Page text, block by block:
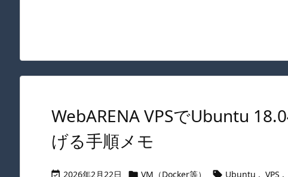
WebARENA VPSでUbuntu
げる手順メモ
 2026年2月22日  VM（Docker等）  Ubuntu , VPS ,